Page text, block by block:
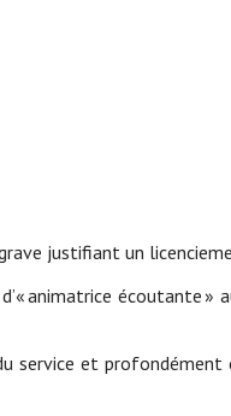
justifiant un
animatrice écoutante »
service et profondément